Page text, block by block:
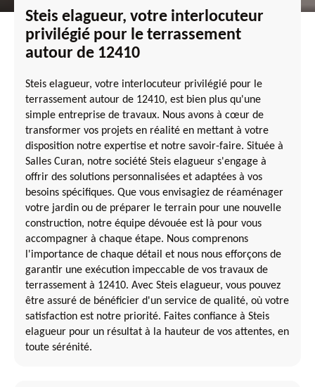
Steis elagueur, votre interlocuteur
privilégié pour le terrassement
autour de 12410
Steis elagueur, votre interlocuteur privilégié pour le
terrassement autour de 12410, est bien plus qu'une
simple entreprise de travaux. Nous avons à cœur de
transformer vos projets en réalité en mettant à votre
disposition notre expertise et notre savoir-faire. Située à
Salles Curan, notre société Steis elagueur s'engage à
offrir des solutions personnalisées et adaptées à vos
besoins spécifiques. Que vous envisagiez de réaménager
votre jardin ou de préparer le terrain pour une nouvelle
construction, notre équipe dévouée est là pour vous
accompagner à chaque étape. Nous comprenons
l'importance de chaque détail et nous nous efforçons de
garantir une exécution impeccable de vos travaux de
terrassement à 12410. Avec Steis elagueur, vous pouvez
être assuré de bénéficier d'un service de qualité, où votre
satisfaction est notre priorité. Faites confiance à Steis
elagueur pour un résultat à la hauteur de vos attentes, en
toute sérénité.